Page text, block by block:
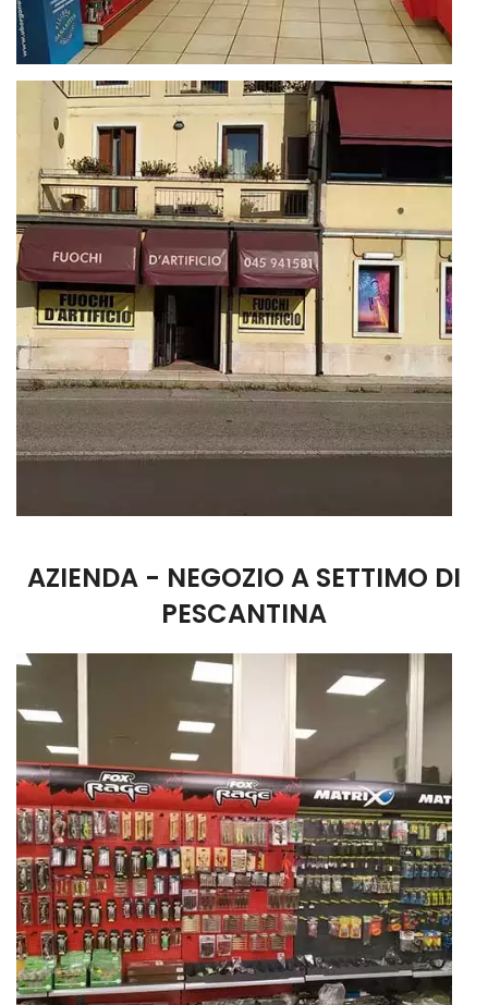
AZIENDA - NEGOZIO A SETTIMO DI
PESCANTINA